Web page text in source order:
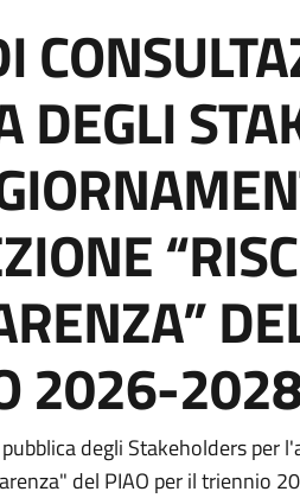
DEGLI
2026-
notizia
degli Stakeholders per
del PIAO per il triennio